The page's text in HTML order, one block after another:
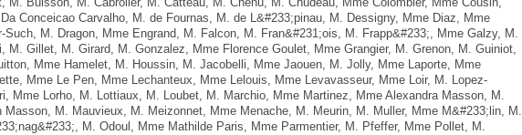
M. Buisson, M. Cabrolier, M. Catteau, M. Chenu, M. Chudeau, Mme Colombier, Mme Cousin,
Da Conceicao Carvalho, M. de Fournas, M. de L&#233;pinau, M. Dessigny, Mme Diaz, Mme
Such, M. Dragon, Mme Engrand, M. Falcon, M. Fran&#231;ois, M. Frapp&#233;, Mme Galzy, M.
M. Gillet, M. Girard, M. Gonzalez, Mme Florence Goulet, Mme Grangier, M. Grenon, M. Guiniot,
Mme Hamelet, M. Houssin, M. Jacobelli, Mme Jaouen, M. Jolly, Mme Laporte, Mme
Mme Le Pen, Mme Lechanteux, Mme Lelouis, Mme Levavasseur, Mme Loir, M. Lopez-
Mme Lorho, M. Lottiaux, M. Loubet, M. Marchio, Mme Martinez, Mme Alexandra Masson, M.
Masson, M. Mauvieux, M. Meizonnet, Mme Menache, M. Meurin, M. Muller, Mme M&#233;lin, M.
M. Odoul, Mme Mathilde Paris, Mme Parmentier, M. Pfeffer, Mme Pollet, M.